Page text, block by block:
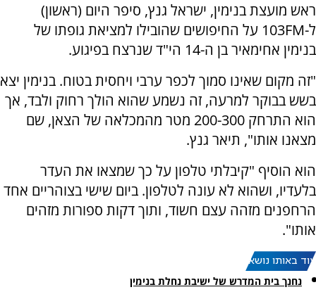
ראש מועצת בנימין, ישראל גנץ, סיפר היום (ראשון)
ל-103FM על החיפושים שהובילו למציאת גופתו של
בנימין אחימאיר בן ה-14 הי"ד שנרצח בפיגוע.
"זה מקום שאינו סמוך לכפר ערבי ויחסית בטוח. בנימין יצא
בשש בבוקר למרעה, זה נשמע שהוא הולך רחוק ולבד, אך
הוא התרחק 200-300 מטר מהמכלאה של הצאן, שם
מצאנו אותו", תיאר גנץ.
הוא הוסיף "קיבלתי טלפון על כך שמצאו את העדר
בלעדיו, ושהוא לא עונה לטלפון. ביום שישי בצוהריים אחד
הרחפנים מזהה עצם חשוד, ותוך דקות ספורות מזהים
אותו".
עוד באותו נושא:
נחנך בית המדרש של ישיבת נחלת בנימין